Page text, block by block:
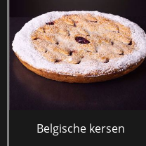
Belgische kersen